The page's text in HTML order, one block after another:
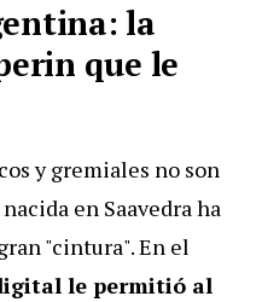
la
que le
y gremiales no son
en Saavedra ha
"cintura". En el
le permitió al